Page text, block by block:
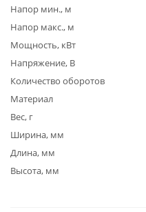
Напор мин., м
Напор макс., м
Мощность, кВт
Напряжение, В
Количество оборотов
Материал
Вес, г
Ширина, мм
Длина, мм
Высота, мм